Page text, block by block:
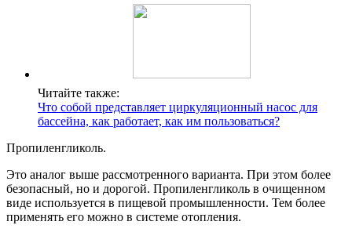
Читайте также:
Что собой представляет циркуляционный насос для
бассейна, как работает, как им пользоваться?
Пропиленгликоль.
Это аналог выше рассмотренного варианта. При этом более
безопасный, но и дорогой. Пропиленгликоль в очищенном
виде используется в пищевой промышленности. Тем более
применять его можно в системе отопления.